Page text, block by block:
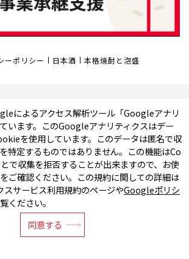
によるアクセス解析ツール「Googleアナリ
います。このGoogleアナリティクスはデー
を使用しています。このデータは匿名で収
特定するものではありません。この機能はCo
で収集を拒否することが出来ますので、お使
ご確認ください。この規約に関しての詳細は
サービス利用規約のページやGoogleポリシ
ください。
同意する
ーポリシー 日本酒 本格焼酎と泡盛
港区西新橋1丁目6番15号 日本酒造虎ノ門ビル
TEL：03-3501-0101（代表）
FAX：03-3501-6018
せはこちら